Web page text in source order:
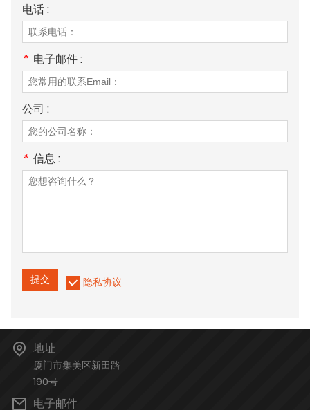
电话 :
* 电子邮件 :
公司 :
* 信息 :
提交 隐私协议
地址
厦门市集美区新田路
190号
电子邮件